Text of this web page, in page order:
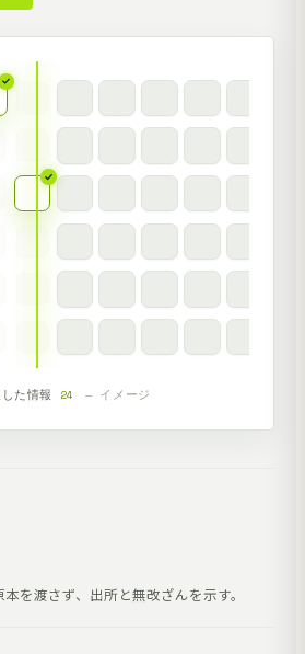
た情報 30 — イメージ
を渡さず、出所と無改ざんを示す。